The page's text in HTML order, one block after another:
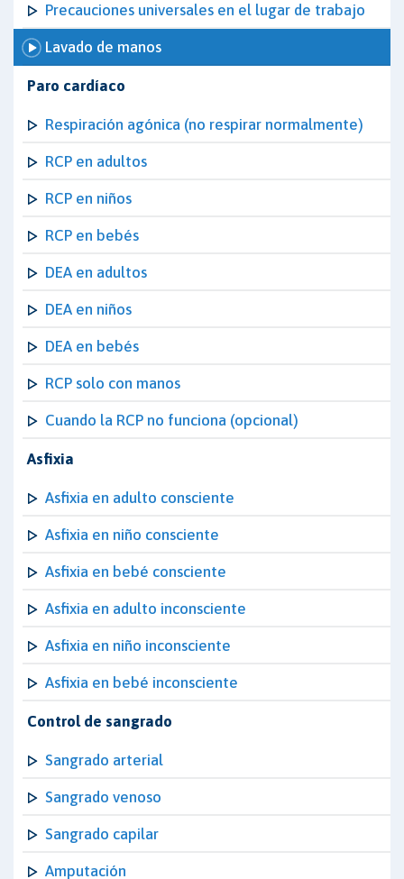
Precauciones universales en el lugar de trabajo
Lavado de manos
Paro cardíaco
Respiración agónica (no respirar normalmente)
RCP en adultos
RCP en niños
RCP en bebés
DEA en adultos
DEA en niños
DEA en bebés
RCP solo con manos
Cuando la RCP no funciona (opcional)
Asfixia
Asfixia en adulto consciente
Asfixia en niño consciente
Asfixia en bebé consciente
Asfixia en adulto inconsciente
Asfixia en niño inconsciente
Asfixia en bebé inconsciente
Control de sangrado
Sangrado arterial
Sangrado venoso
Sangrado capilar
Amputación